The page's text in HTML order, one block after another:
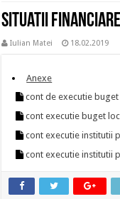
Situatii
Iulian Matei 18.02.2019
Anexe
cont de executie
cont executie buget
cont executie institutii
cont executie institutii